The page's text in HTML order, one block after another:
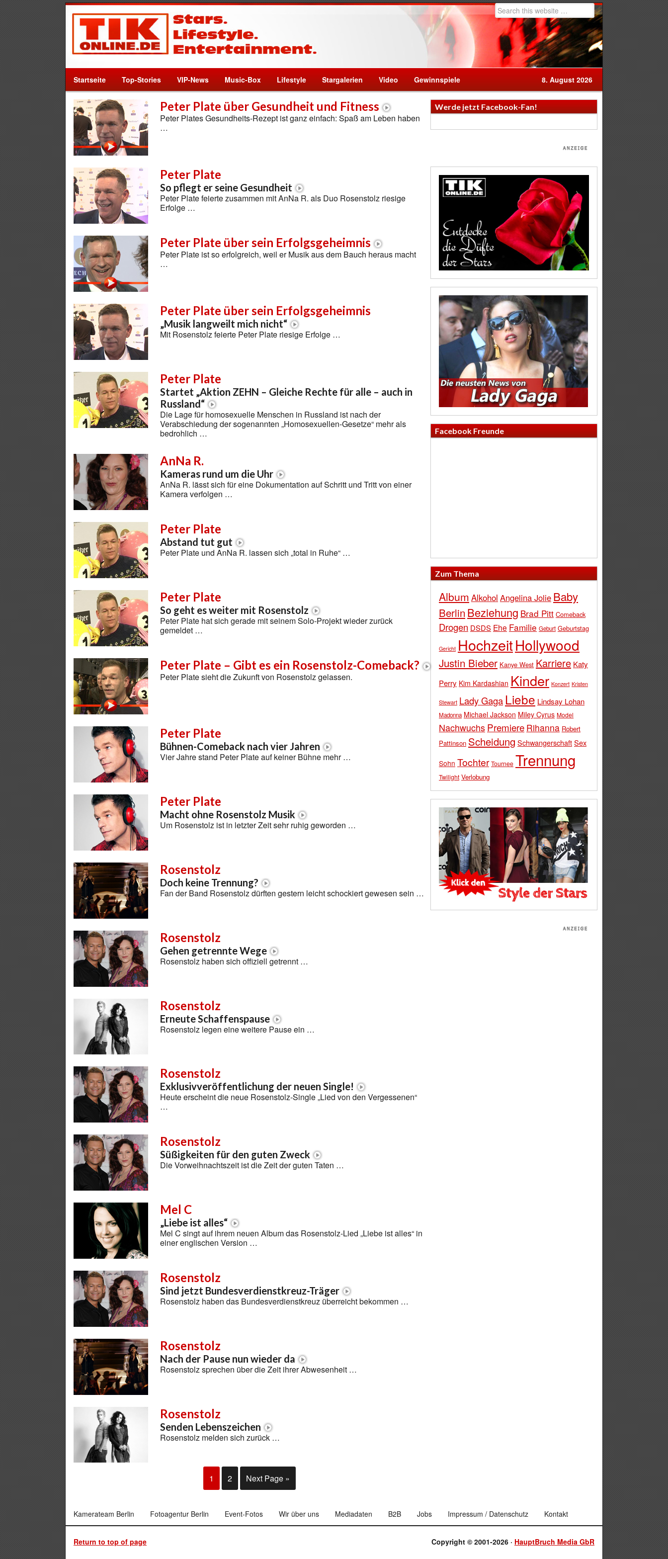
Startseite Top-Stories VIP-News Music-Box Lifestyle Stargalerien Video Gewinnspiele 8. August 2026
Peter Plate über Gesundheit und Fitness
Peter Plates Gesundheits-Rezept ist ganz einfach: Spaß am Leben haben
…
Peter Plate
So pflegt er seine Gesundheit
Peter Plate feierte zusammen mit AnNa R. als Duo Rosenstolz riesige
Erfolge …
Peter Plate über sein Erfolgsgeheimnis
Peter Plate ist so erfolgreich, weil er Musik aus dem Bauch heraus macht
…
Peter Plate über sein Erfolgsgeheimnis
„Musik langweilt mich nicht“
Mit Rosenstolz feierte Peter Plate riesige Erfolge …
Peter Plate
Startet „Aktion ZEHN – Gleiche Rechte für alle – auch in
Russland“
Die Lage für homosexuelle Menschen in Russland ist nach der
Verabschiedung der sogenannten „Homosexuellen-Gesetze“ mehr als
bedrohlich …
AnNa R.
Kameras rund um die Uhr
AnNa R. lässt sich für eine Dokumentation auf Schritt und Tritt von einer
Kamera verfolgen …
Peter Plate
Abstand tut gut
Peter Plate und AnNa R. lassen sich „total in Ruhe“ …
Peter Plate
So geht es weiter mit Rosenstolz
Peter Plate hat sich gerade mit seinem Solo-Projekt wieder zurück
gemeldet …
Peter Plate – Gibt es ein Rosenstolz-Comeback?
Peter Plate sieht die Zukunft von Rosenstolz gelassen.
Peter Plate
Bühnen-Comeback nach vier Jahren
Vier Jahre stand Peter Plate auf keiner Bühne mehr …
Peter Plate
Macht ohne Rosenstolz Musik
Um Rosenstolz ist in letzter Zeit sehr ruhig geworden …
Rosenstolz
Doch keine Trennung?
Fan der Band Rosenstolz dürften gestern leicht schockiert gewesen sein …
Rosenstolz
Gehen getrennte Wege
Rosenstolz haben sich offiziell getrennt …
Rosenstolz
Erneute Schaffenspause
Rosenstolz legen eine weitere Pause ein …
Rosenstolz
Exklusivveröffentlichung der neuen Single!
Heute erscheint die neue Rosenstolz-Single „Lied von den Vergessenen“
…
Rosenstolz
Süßigkeiten für den guten Zweck
Die Vorweihnachtszeit ist die Zeit der guten Taten …
Mel C
„Liebe ist alles“
Mel C singt auf ihrem neuen Album das Rosenstolz-Lied „Liebe ist alles“ in
einer englischen Version …
Rosenstolz
Sind jetzt Bundesverdienstkreuz-Träger
Rosenstolz haben das Bundesverdienstkreuz überreicht bekommen …
Rosenstolz
Nach der Pause nun wieder da
Rosenstolz sprechen über die Zeit ihrer Abwesenheit …
Rosenstolz
Senden Lebenszeichen
Rosenstolz melden sich zurück …
1 2 Next Page »
Werde jetzt Facebook-Fan!
Facebook Freunde
Zum Thema
Album Alkohol Angelina Jolie Baby
Berlin Beziehung Brad Pitt Comeback
Drogen DSDS Ehe Familie Geburt Geburtstag
Gericht HochzeitHollywood
Justin Bieber Kanye West Karriere Katy
Perry Kim Kardashian Kinder Konzert Kristen
Stewart Lady Gaga Liebe Lindsay Lohan
Madonna Michael Jackson Miley Cyrus Model
Nachwuchs Premiere Rihanna Robert
Pattinson Scheidung SchwangerschaftSex
Sohn Tochter Tournee Trennung
Twilight Verlobung
Kamerateam Berlin Fotoagentur Berlin Event-Fotos Wir über uns Mediadaten B2B Jobs Impressum / Datenschutz Kontakt
Copyright © 2001-2026 · HauptBruch Media GbR
Return to top of page